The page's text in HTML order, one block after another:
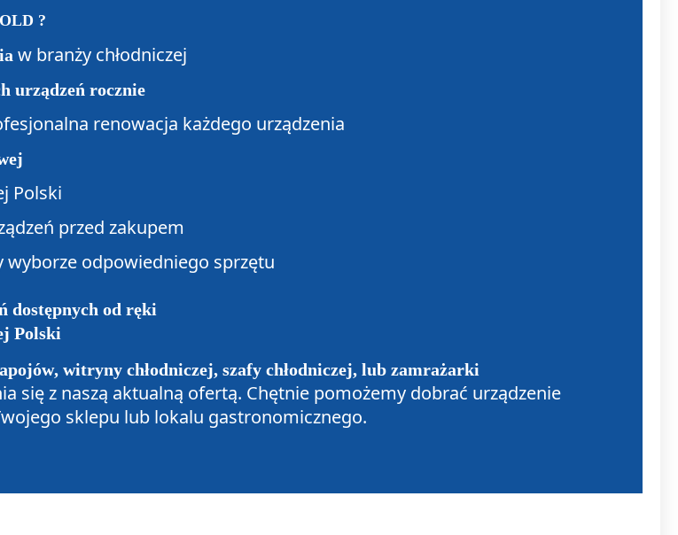
?
w branży chłodniczej
urządzeń rocznie
renowacja każdego urządzenia
Polski
przed zakupem
wyborze odpowiedniego sprzętu
dostępnych od ręki
Polski
witryny chłodniczej, szafy chłodniczej, lub zamrażarki
się z naszą aktualną ofertą. Chętnie pomożemy dobrać urządzenie
sklepu lub lokalu gastronomicznego.